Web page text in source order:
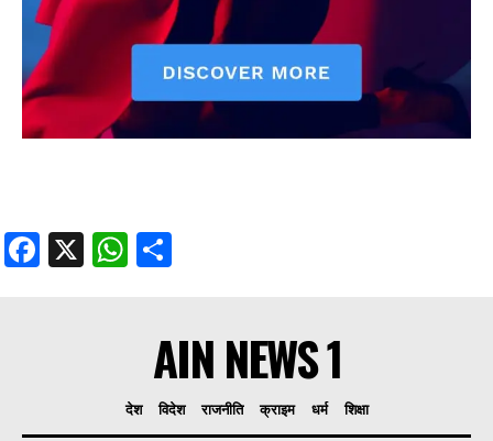
Facebook
X WhatsApp
AIN NEWS 1
देश विदेश राजनीति क्राइम धर्म शिक्षा